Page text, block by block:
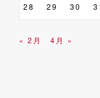
28 29 30
« 2月 4月 »